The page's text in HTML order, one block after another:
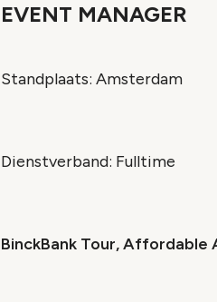
EVENT MANAGER
Standplaats: Amsterdam
Dienstverband: Fulltime
BinckBank Tour, Affordable